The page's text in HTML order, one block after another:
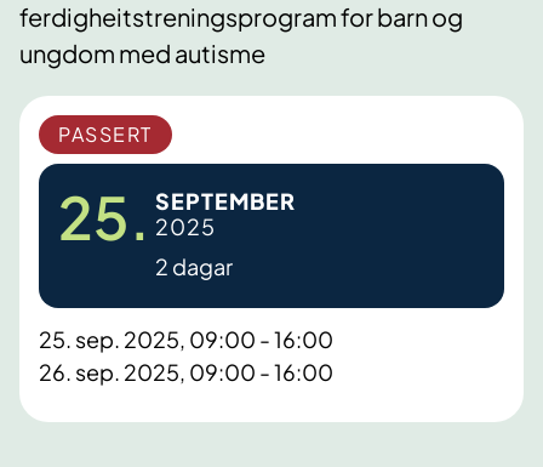
ferdigheitstreningsprogram for barn og
ungdom med autisme
PASSERT
25. SEPTEMBER
2025
2 dagar
25. sep. 2025, 09:00 - 16:00
26. sep. 2025, 09:00 - 16:00